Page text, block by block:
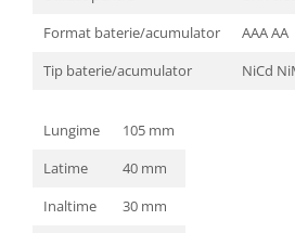
Format baterie/acumulator
AAA AA
Tip baterie/acumulator
NiCd
Lungime
105 mm
Latime
40 mm
Inaltime
30 mm